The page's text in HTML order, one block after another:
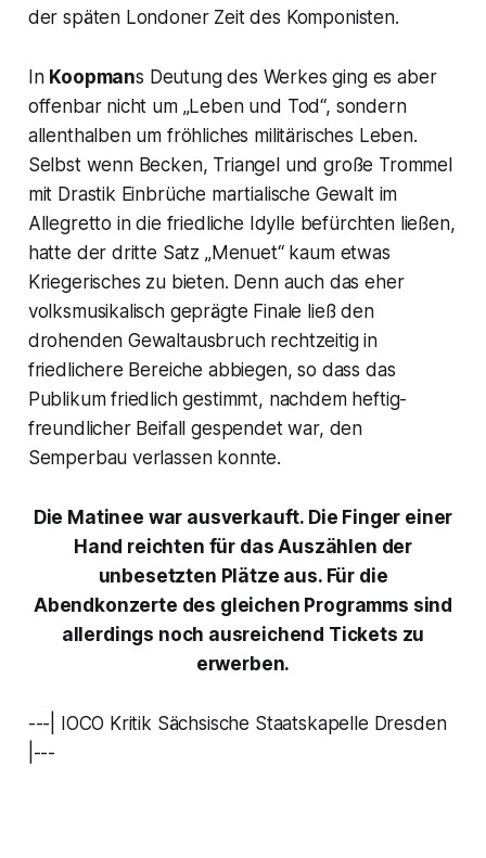
der späten Londoner Zeit des Komponisten.
In Koopmans Deutung des Werkes ging es aber
offenbar nicht um „Leben und Tod“, sondern
allenthalben um fröhliches militärisches Leben.
Selbst wenn Becken, Triangel und große Trommel
mit Drastik Einbrüche martialische Gewalt im
Allegretto in die friedliche Idylle befürchten ließen,
hatte der dritte Satz „Menuet“ kaum etwas
Kriegerisches zu bieten. Denn auch das eher
volksmusikalisch geprägte Finale ließ den
drohenden Gewaltausbruch rechtzeitig in
friedlichere Bereiche abbiegen, so dass das
Publikum friedlich gestimmt, nachdem heftig-
freundlicher Beifall gespendet war, den
Semperbau verlassen konnte.
Die Matinee war ausverkauft. Die Finger einer
Hand reichten für das Auszählen der
unbesetzten Plätze aus. Für die
Abendkonzerte des gleichen Programms sind
allerdings noch ausreichend Tickets zu
erwerben.
---| IOCO Kritik Sächsische Staatskapelle Dresden
|---